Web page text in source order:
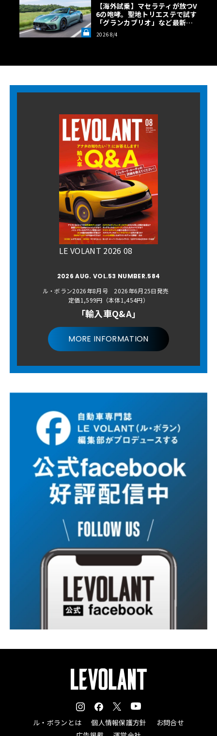
【海外試乗】マセラティが放つV
6の咆哮。聖地トリエステで試す
「グランカブリオ」など最新ト
ロフェオ3台の官能評価《LE VO
LANT LAB》
2026 8/4
LE VOLANT 2026 08
2026 AUG. VOL.53 NUMBER.584
ル・ボラン2026年8月号 2026年6月25日発売
定価1,599円（本体1,454円）
「輸入車Q&A」
MORE INFORMATION
ル・ボランとは 個人情報保護方針
お問合せ